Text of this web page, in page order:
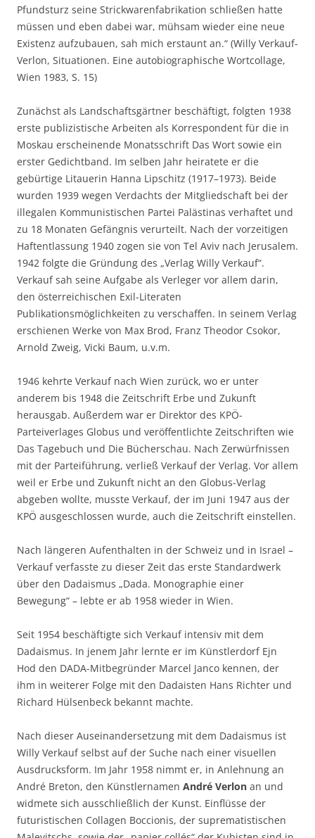
Pfundsturz seine Strickwarenfabrikation schließen hatte
müssen und eben dabei war, mühsam wieder eine neue
Existenz aufzubauen, sah mich erstaunt an.“ (Willy Verkauf-
Verlon, Situationen. Eine autobiographische Wortcollage,
Wien 1983, S. 15)
Zunächst als Landschaftsgärtner beschäftigt, folgten 1938
erste publizistische Arbeiten als Korrespondent für die in
Moskau erscheinende Monatsschrift Das Wort sowie ein
erster Gedichtband. Im selben Jahr heiratete er die
gebürtige Litauerin Hanna Lipschitz (1917–1973). Beide
wurden 1939 wegen Verdachts der Mitgliedschaft bei der
illegalen Kommunistischen Partei Palästinas verhaftet und
zu 18 Monaten Gefängnis verurteilt. Nach der vorzeitigen
Haftentlassung 1940 zogen sie von Tel Aviv nach Jerusalem.
1942 folgte die Gründung des „Verlag Willy Verkauf“.
Verkauf sah seine Aufgabe als Verleger vor allem darin,
den österreichischen Exil-Literaten
Publikationsmöglichkeiten zu verschaffen. In seinem Verlag
erschienen Werke von Max Brod, Franz Theodor Csokor,
Arnold Zweig, Vicki Baum, u.v.m.
1946 kehrte Verkauf nach Wien zurück, wo er unter
anderem bis 1948 die Zeitschrift Erbe und Zukunft
herausgab. Außerdem war er Direktor des KPÖ-
Parteiverlages Globus und veröffentlichte Zeitschriften wie
Das Tagebuch und Die Bücherschau. Nach Zerwürfnissen
mit der Parteiführung, verließ Verkauf der Verlag. Vor allem
weil er Erbe und Zukunft nicht an den Globus-Verlag
abgeben wollte, musste Verkauf, der im Juni 1947 aus der
KPÖ ausgeschlossen wurde, auch die Zeitschrift einstellen.
Nach längeren Aufenthalten in der Schweiz und in Israel –
Verkauf verfasste zu dieser Zeit das erste Standardwerk
über den Dadaismus „Dada. Monographie einer
Bewegung“ – lebte er ab 1958 wieder in Wien.
Seit 1954 beschäftigte sich Verkauf intensiv mit dem
Dadaismus. In jenem Jahr lernte er im Künstlerdorf Ejn
Hod den DADA-Mitbegründer Marcel Janco kennen, der
ihm in weiterer Folge mit den Dadaisten Hans Richter und
Richard Hülsenbeck bekannt machte.
Nach dieser Auseinandersetzung mit dem Dadaismus ist
Willy Verkauf selbst auf der Suche nach einer visuellen
Ausdrucksform. Im Jahr 1958 nimmt er, in Anlehnung an
André Breton, den Künstlernamen André Verlon an und
widmete sich ausschließlich der Kunst. Einflüsse der
futuristischen Collagen Boccionis, der suprematistischen